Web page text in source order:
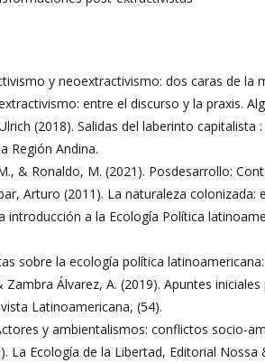
y neoextractivismo: dos caras de la
entre el discurso y la praxis.
(2018). Salidas del laberinto
Región Andina.
& Ronaldo, M. (2021). Posdesarrollo:
Arturo (2011). La naturaleza
introducción a la Ecología Política
sobre la ecología política
Zambra Álvarez, A. (2019). Apuntes
Latinoamericana, (54).
y ambientalismos: conflictos socio-
La Ecología de la Libertad, Editorial Nossa